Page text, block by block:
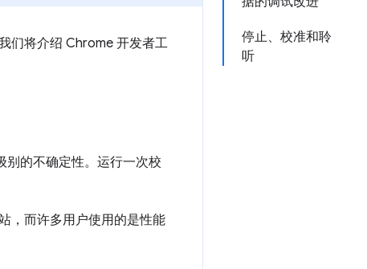
停止、校准和聆
听
们将介绍 Chrome 开发者工
别的不确定性。运行一次校
，而许多用户使用的是性能